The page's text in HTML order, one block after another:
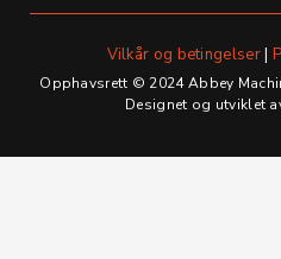
b
k
a
g
r
a
m
e
d
i
n
Vilkår og betingelser|
Opphavsrett © 2024 Abbey
Designet og utviklet